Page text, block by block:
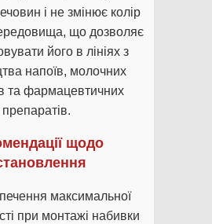
і не змінює колір
що дозволяє
його в лініях з
напоїв, молочних
та фармацевтичних
препаратів.
щодо
максимальної
при монтажі набивки